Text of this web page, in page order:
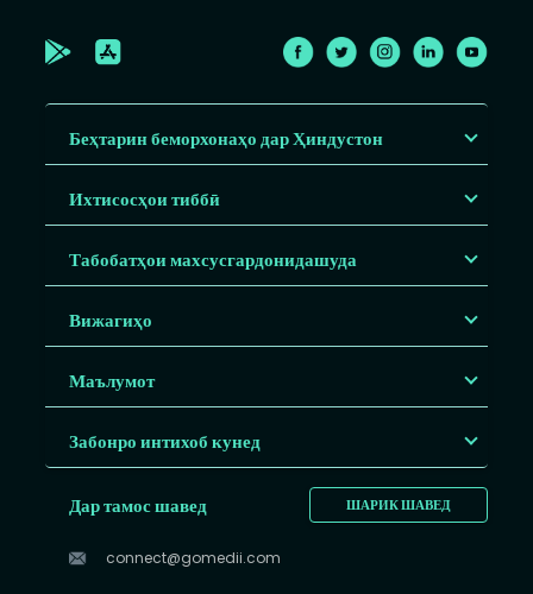
Беҳтарин беморхонаҳо дар Ҳиндустон
Ихтисосҳои тиббӣ
Табобатҳои махсусгардонидашуда
Вижагиҳо
Маълумот
Забонро интихоб кунед
ШАРИК ШАВЕД
Дар тамос шавед
connect@gomedii.com